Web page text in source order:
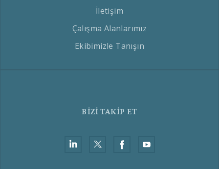
İletişim
Çalışma Alanlarımız
Ekibimizle Tanışın
BİZİ TAKİP ET